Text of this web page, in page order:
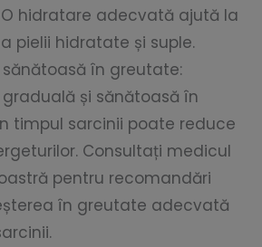
hidratare adecvată ajută la
pielii hidratate și suple.
în greutate:
și sănătoasă în
timpul sarcinii poate reduce
Consultați medicul
pentru recomandări
în greutate adecvată